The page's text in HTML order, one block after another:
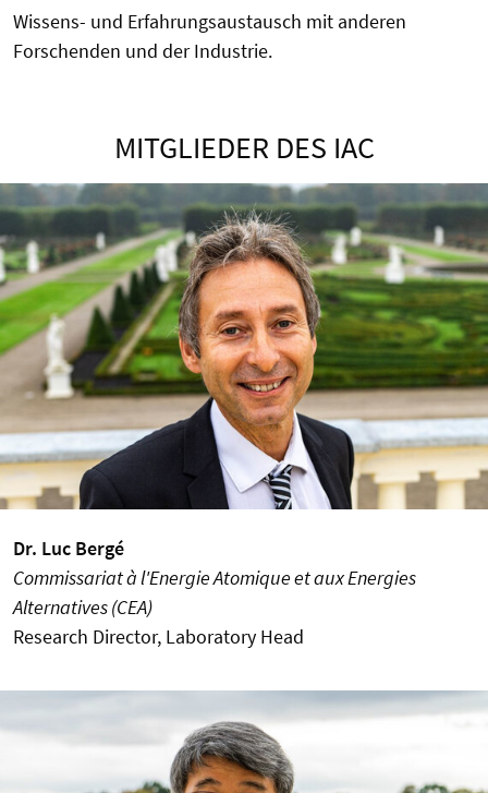
Wissens- und Erfahrungsaustausch mit anderen
Forschenden und der Industrie.
MITGLIEDER DES IAC
Dr. Luc Bergé
Commissariat à l'Energie Atomique et aux Energies
Alternatives (CEA)
Research Director, Laboratory Head